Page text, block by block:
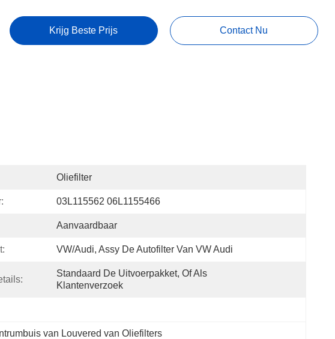
Krijg Beste Prijs Contact Nu
Oliefilter
03L115562 06L1155466
Aanvaardbaar
VW/Audi, Assy De Autofilter Van VW Audi
Standaard De Uitvoerpakket, Of Als
Klantenverzoek
van Louvered van Oliefilters